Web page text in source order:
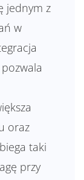
jednym z
w
oraz
taki
przy